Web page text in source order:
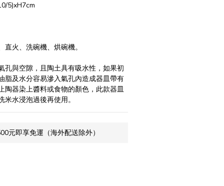
5)xH7cm
火、洗碗機、烘碗機。
孔與空隙，且陶土具有吸水性，如果初
脂及水分容易滲入氣孔內造成器皿帶有
陶器染上醬料或食物的顏色，此款器皿
水浸泡過後再使用。
元即享免運（海外配送除外）